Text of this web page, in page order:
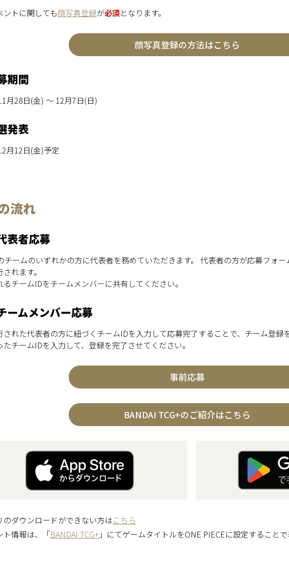
トに関しても顔写真登録が必須となります。
顔写真登録の方法はこちら
期間
月28日(金) ～ 12月7日(日)
発表
月12日(金)予定
流れ
表者応募
チームのいずれかの方に代表者を務めていただきます。 代表者の方が応募フォ
れます。
るチームIDをチームメンバーに共有してください。
ームメンバー応募
れた代表者の方に紐づくチームIDを入力して応募完了することで、チーム登録
たチームIDを入力して、登録を完了させてください。
事前応募
BANDAI TCG+のご紹介はこちら
ダウンロードができない方はこちら
情報は、「BANDAI TCG+ 」にてゲームタイトルをONE PIECEに設定することで